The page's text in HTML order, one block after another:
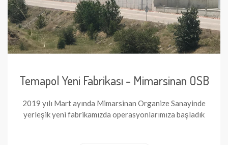
Temapol Yeni Fabrikası - Mimarsinan OSB
2019 yılı Mart ayında Mimarsinan Organize Sanayinde
yerleşik yeni fabrikamızda operasyonlarımıza başladık